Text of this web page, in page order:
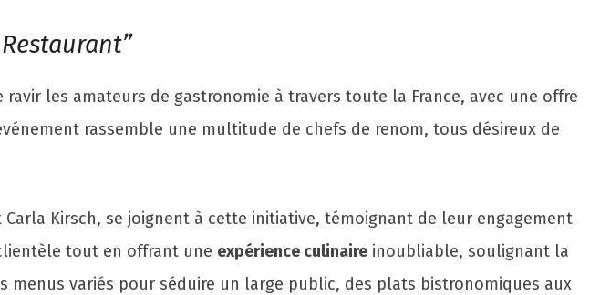
ravir les amateurs de gastronomie à travers toute la France, avec une offre
rassemble une multitude de chefs de renom, tous désireux de
Kirsch, se joignent à cette initiative, témoignant de leur engagement
tout en offrant une expérience culinaire inoubliable, soulignant la
variés pour séduire un large public, des plats bistronomiques aux